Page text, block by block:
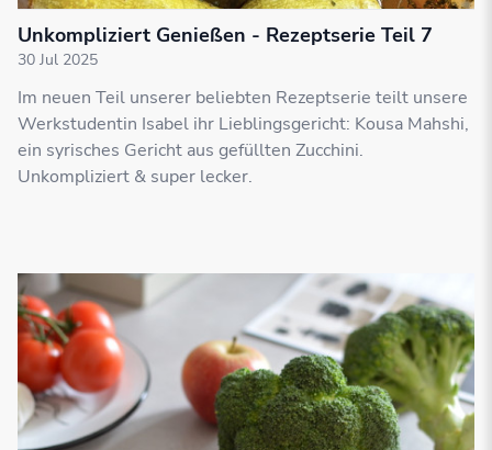
Unkompliziert Genießen - Rezeptserie Teil 7
30 Jul 2025
Im neuen Teil unserer beliebten Rezeptserie teilt unsere
Werkstudentin Isabel ihr Lieblingsgericht: Kousa Mahshi,
ein syrisches Gericht aus gefüllten Zucchini.
Unkompliziert & super lecker.